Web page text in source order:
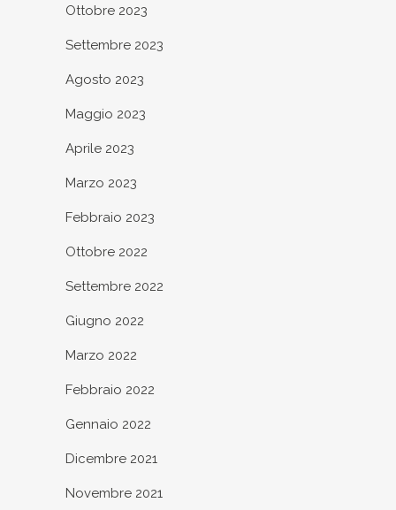
Ottobre 2023
Settembre 2023
Agosto 2023
Maggio 2023
Aprile 2023
Marzo 2023
Febbraio 2023
Ottobre 2022
Settembre 2022
Giugno 2022
Marzo 2022
Febbraio 2022
Gennaio 2022
Dicembre 2021
Novembre 2021